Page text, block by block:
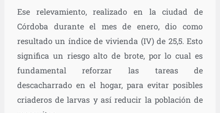
Ese relevamiento, realizado en la ciudad de
Córdoba durante el mes de enero, dio como
resultado un índice de vivienda (IV) de 25,5. Esto
significa un riesgo alto de brote, por lo cual es
fundamental reforzar las tareas de
descacharrado en el hogar, para evitar posibles
criaderos de larvas y así reducir la población de